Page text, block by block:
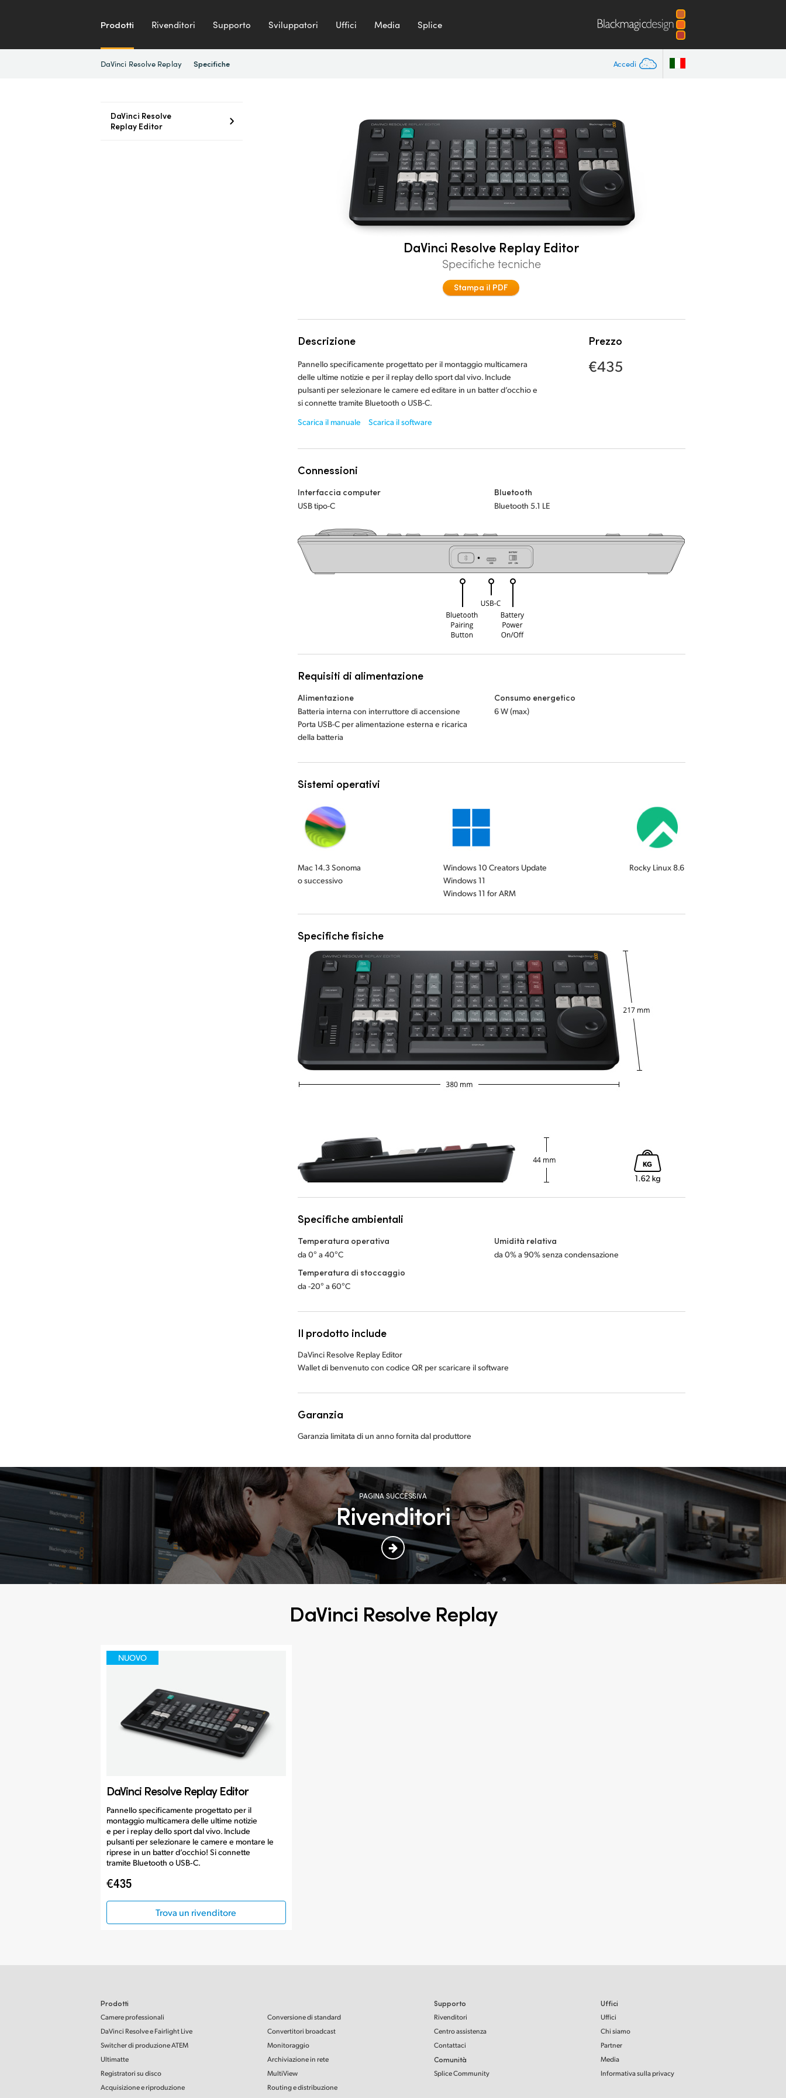
Prodotti Rivenditori Supporto Sviluppatori Uffici Media Splice
Accedi
DaVinci Resolve Replay Specifiche
DaVinci Resolve
Replay Editor
DaVinci Resolve Replay Editor
Specifiche tecniche
Stampa il PDF
Descrizione
Pannello specificamente progettato per il montaggio multicamera
delle ultime notizie e per il replay dello sport dal vivo. Include
pulsanti per selezionare le camere ed editare in un batter d’occhio e
si connette tramite Bluetooth o USB-C.
Scarica il manuale
Scarica il software
Prezzo
€435
Connessioni
Interfaccia computer
USB tipo-C
Bluetooth
Bluetooth 5.1 LE
Requisiti di alimentazione
Alimentazione
Batteria interna con interruttore di accensione
Porta USB-C per alimentazione esterna e ricarica
della batteria
Consumo energetico
6 W (max)
Sistemi operativi
Mac 14.3 Sonoma
o successivo
Windows 10 Creators Update
Windows 11
Windows 11 for ARM
Rocky Linux 8.6
Specifiche fisiche
Specifiche ambientali
Temperatura operativa
da 0° a 40°C
Temperatura di stoccaggio
da -20° a 60°C
Umidità relativa
da 0% a 90% senza condensazione
Il prodotto include
DaVinci Resolve Replay Editor
Wallet di benvenuto con codice QR per scaricare il software
Garanzia
Garanzia limitata di un anno fornita dal produttore
PAGINA SUCCESSIVA
Rivenditori
DaVinci Resolve Replay
NUOVO
DaVinci ResolveReplay Editor
Pannello specificamente progettato per il
montaggio multicamera delle ultime notizie
e per i replay dello sport dal vivo. Include
pulsanti per selezionare le camere e montare le
riprese in un batter d’occhio! Si connette
tramite Bluetooth o USB‑C.
€435
Trova un rivenditore
Prodotti
Camere professionali
DaVinci Resolve e Fairlight Live
Switcher di produzione ATEM
Ultimatte
Registratori su disco
Acquisizione e riproduzione
Conversione di standard
Convertitori broadcast
Monitoraggio
Archiviazione in rete
MultiView
Routing e distribuzione
Supporto
Rivenditori
Centro assistenza
Contattaci
Comunità
Splice Community
Uffici
Uffici
Chi siamo
Partner
Media
Informativa sulla privacy